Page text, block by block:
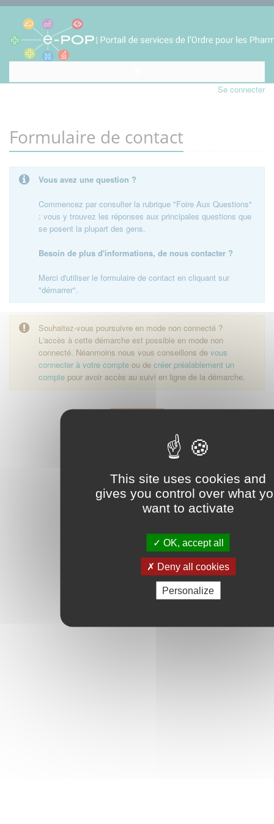
This site uses cookies and
gives you control over what
want to activate
OK, accept all
Deny all cookies
Personalize
Se connecter
Formulaire de contact
Vous avez une question ?
Commencez par consulter la rubrique "Foire Aux Questions"
: vous y trouvez les réponses aux principales questions que
se posent la plupart des gens.
Besoin de plus d'informations, de nous contacter ?
Merci d'utiliser le formulaire de contact en cliquant sur
"démarrer".
Souhaitez-vous poursuivre en mode non connecté ?
L'accès à cette démarche est possible en mode non
connecté. Néanmoins nous vous conseillons de vous
connecter à votre compte ou de créer préalablement un
compte pour avoir accès au suivi en ligne de la démarche.